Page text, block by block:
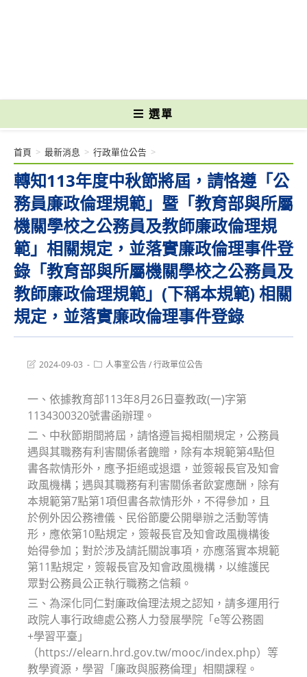
選單
轉知113年度中秋節將屆，請恪遵「公
務員廉政倫理規範」暨「教育部與所屬
機關學校之公務員及教師廉政倫理規
範」相關規定，並落實廉政倫理事件登
錄「教育部與所屬機關學校之公務員及
教師廉政倫理規範」(下稱本規範) 相關
規定，並落實廉政倫理事件登錄
首頁 > 最新消息 > 行政單位公告 >
Post2024-09-03
Post人事室公告/行政單位公告
一、依據教育部113年8月26日臺教政(一)字第
1134300320號書函辦理。
二、中秋節期間將屆，請恪遵旨揭相關規定，公務員
遇與其職務有利害關係者餽贈，除有本規範第4點但
書各款情形外，應予拒絕或退還，並簽報長官及知會
政風機構；遇與其職務有利害關係者飲宴應酬，除有
本規範第7點第1項但書各款情形外，不得參加，且
於例外因公務禮儀、民俗節慶公開舉辦之活動等情
形，應依第10點規定，簽報長官及知會政風機構後
始得參加；對於涉及請託關說事項，亦應落實本規範
第11點規定，簽報長官及知會政風機構，以維護民
眾對公務員公正執行職務之信賴。
三、為深化同仁對廉政倫理法規之認知，請多運用行
政院人事行政總處公務人力發展學院「e等公務園
+學習平臺」
（https://elearn.hrd.gov.tw/mooc/index.php）等
教學資源，學習「廉政與服務倫理」相關課程。